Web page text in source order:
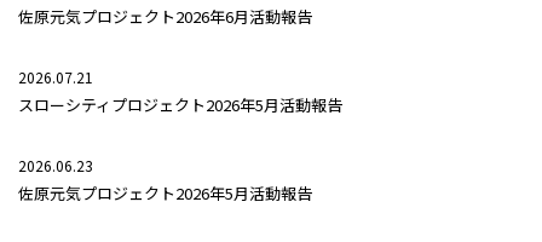
佐原元気プロジェクト2026年6月活動報告
2026.07.21
スローシティプロジェクト2026年5月活動報告
2026.06.23
佐原元気プロジェクト2026年5月活動報告